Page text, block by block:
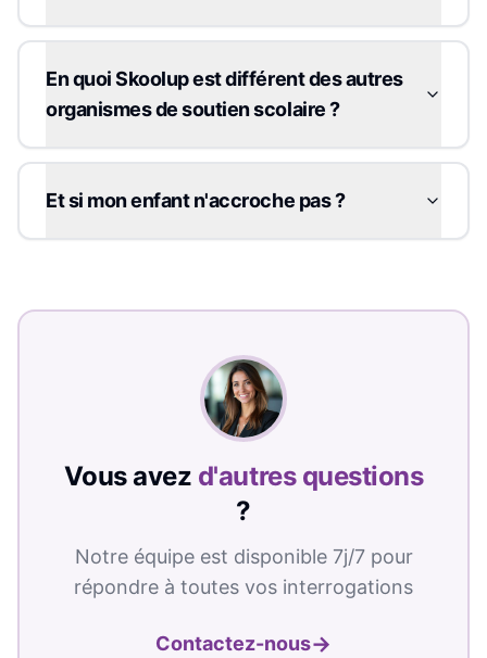
En quoi Skoolup est différent des autres
organismes de soutien scolaire ?
Et si mon enfant n'accroche pas ?
Vous avez d'autres questions
?
Notre équipe est disponible 7j/7 pour
répondre à toutes vos interrogations
Contactez-nous→